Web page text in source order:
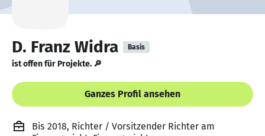
D. Franz Widra Basis
ist offen für Projekte. 🔎
Ganzes Profil ansehen
Bis 2018, Richter / Vorsitzender Richter am